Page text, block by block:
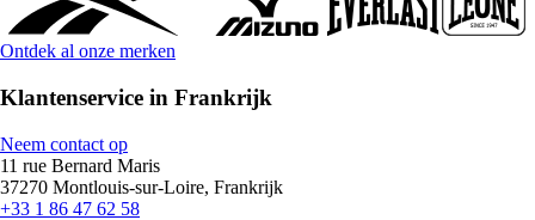
Ontdek al onze merken
Klantenservice in Frankrijk
Neem contact op
11 rue Bernard Maris
37270 Montlouis-sur-Loire, Frankrijk
+33 1 86 47 62 58